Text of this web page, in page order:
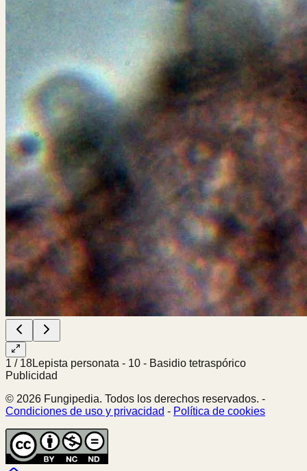
1 / 18Lepista personata - 10 - Basidio tetraspórico
Publicidad
© 2026 Fungipedia. Todos los derechos reservados. -
Condiciones de uso y privacidad - Política de cookies